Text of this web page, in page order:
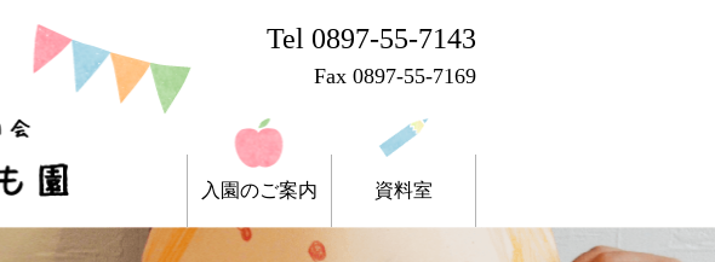
Tel 0897-55-7143
Fax 0897-55-7169
入園のご案内 資料室